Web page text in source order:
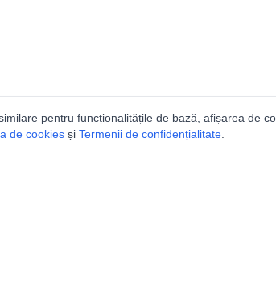
pentru funcționalitățile de bază, afișarea de
de cookies și Termenii de confidențialitate